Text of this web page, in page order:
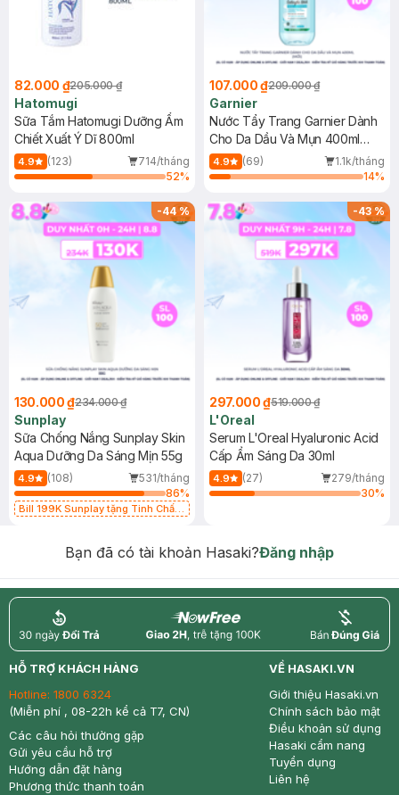
82.000 ₫205.000 ₫
Hatomugi
Sữa Tắm Hatomugi Dưỡng Ẩm
Chiết Xuất Ý Dĩ 800ml
4.9 (123)
714/tháng
52%
107.000 ₫209.000 ₫
Garnier
Nước Tẩy Trang Garnier Dành
Cho Da Dầu Và Mụn 400ml
(Mới)
4.9 (69)
1.1k/tháng
14%
-44%
130.000 ₫234.000 ₫
Sunplay
Sữa Chống Nắng Sunplay Skin
Aqua Dưỡng Da Sáng Mịn 55g
4.9 (108)
531/tháng
86%
Bill 199K Sunplay tặng Tinh Chất
-43%
297.000 ₫519.000 ₫
L'Oreal
Serum L'Oreal Hyaluronic Acid
Cấp Ẩm Sáng Da 30ml
4.9 (27)
279/tháng
30%
Bạn đã có tài khoản Hasaki?Đăng nhập
return nowfree price
HỖ TRỢ KHÁCH HÀNG
Hotline: 1800 6324
(Miễn phí , 08-22h kể cả T7, CN)
Các câu hỏi thường gặp
Gửi yêu cầu hỗ trợ
Hướng dẫn đặt hàng
Phương thức thanh toán
VỀ HASAKI.VN
Giới thiệu Hasaki.vn
Chính sách bảo mật
Điều khoản sử dụng
Hasaki cẩm nang
Tuyển dụng
Liên hệ